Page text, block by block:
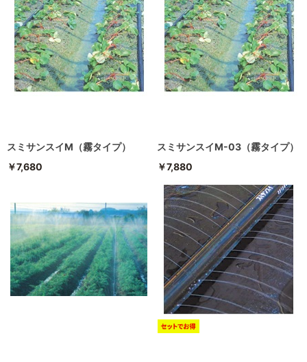
スミサンスイM（霧タイプ）
￥7,680
スミサンスイM-03（霧タイプ）
￥7,880